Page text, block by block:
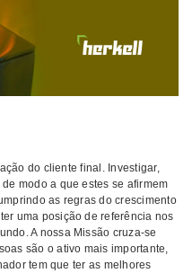
do cliente final. Investigar,
modo a que estes se afirmem
as regras do crescimento
uma posição de referência nos
A nossa Missão cruza-se
são o ativo mais importante,
tem que ter as melhores